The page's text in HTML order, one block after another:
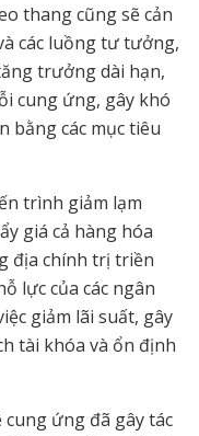
thang cũng sẽ cản
các luồng tư tưởng,
trưởng dài hạn,
cung ứng, gây khó
bằng các mục tiêu
trình giảm lạm
giá cả hàng hóa
địa chính trị triền
lực của các ngân
giảm lãi suất, gây
tài khóa và ổn định
cung ứng đã gây tác